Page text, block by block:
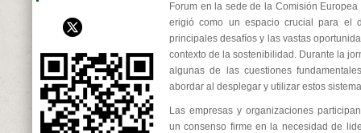
Forum en la sede de la Comisión
erigió como un espacio crucial para el
principales desafíos y las vastas
contexto de la sostenibilidad. Durante la
algunas de las cuestiones
abordar al desplegar y utilizar estos
Las empresas y organizaciones
un consenso firme en la necesidad de